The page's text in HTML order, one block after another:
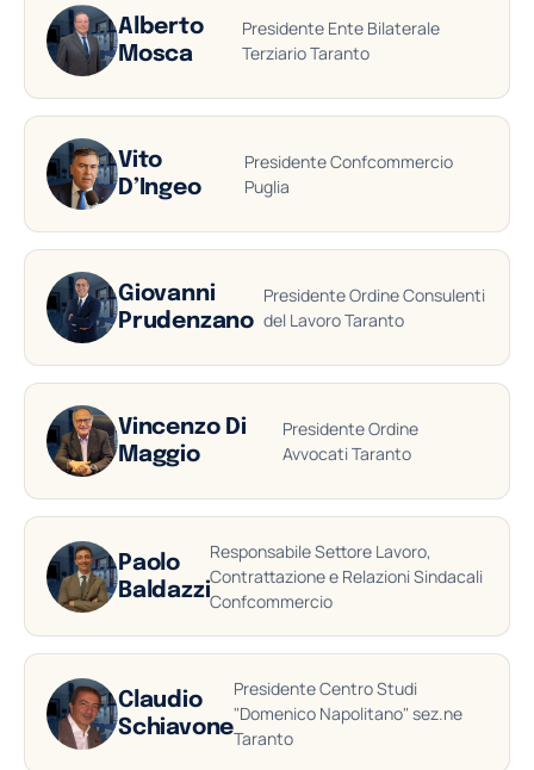
Alberto
Mosca
Presidente Ente Bilaterale
Terziario Taranto
Vito
D’Ingeo
Presidente Confcommercio
Puglia
Giovanni
Prudenzano
Presidente Ordine Consulenti
del Lavoro Taranto
Vincenzo Di
Maggio
Presidente Ordine
Avvocati Taranto
Paolo
Baldazzi
Responsabile Settore Lavoro,
Contrattazione e Relazioni Sindacali
Confcommercio
Claudio
Schiavone
Presidente Centro Studi
"Domenico Napolitano" sez.ne
Taranto